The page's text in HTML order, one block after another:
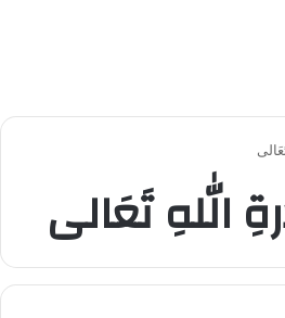
اللهِ تَعَالى